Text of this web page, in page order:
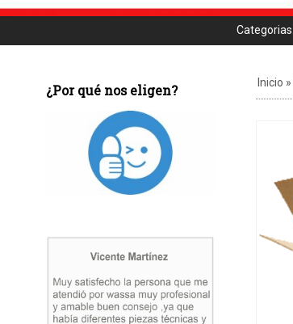
Categorias
¿Por qué nos eligen? Inicio »